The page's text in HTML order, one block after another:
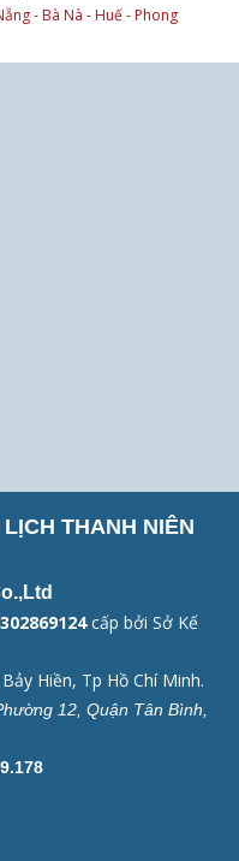
- Bà Nà - Huế - Phong
THANH NIÊN
cấp bởi Sở Kế
Hiền, Tp Hồ Chí Minh.
12, Quận Tân Bình,